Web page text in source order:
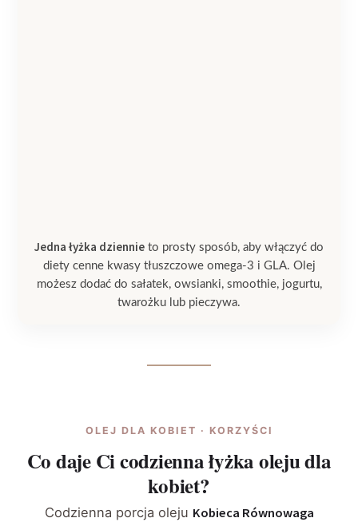
Jedna łyżka dziennie to prosty sposób, aby włączyć do
diety cenne kwasy tłuszczowe omega-3 i GLA. Olej
możesz dodać do sałatek, owsianki, smoothie, jogurtu,
twarożku lub pieczywa.
OLEJ DLA KOBIET · KORZYŚCI
Co daje Ci codzienna łyżka oleju dla
kobiet?
Codzienna porcja oleju Kobieca Równowaga